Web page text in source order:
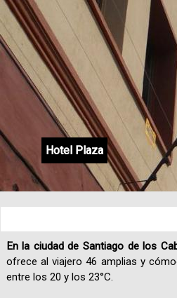
Hotel Plaza
Hotel Plaza
Hotel Plaza
Hotel Plaza
Hotel Plaza
Hotel Plaza
Hotel Plaza
Hotel Plaza
Hotel Plaza
Hotel Plaza
En la ciudad de Santiago de los
ofrece al viajero 46 amplias y
entre los 20 y los 23°C.